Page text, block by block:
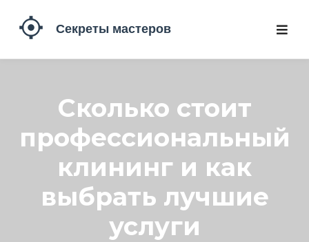
Сколько стоит
профессиональный
клининг и как
выбрать лучшие
услуги